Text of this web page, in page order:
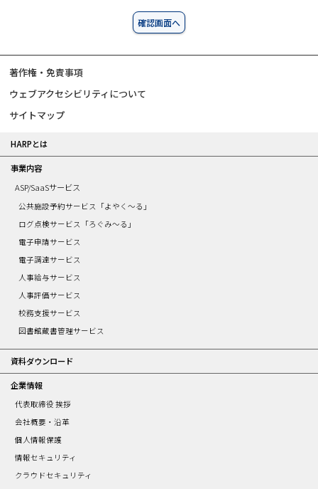
サ
イ
ト
情
報
著作権・免責事項
ウェブアクセシビリティについて
サイトマップ
イ
HARPとは
事業内容
ASP/SaaSサービス
公共施設予約サービス「よやく～る」
ログ点検サービス「ろぐみ～る」
電子申請サービス
電子調達サービス
人事給与サービス
人事評価サービス
校務支援サービス
図書館蔵書管理サービス
資料ダウンロード
企業情報
代表取締役 挨拶
会社概要・沿革
個人情報保護
情報セキュリティ
クラウドセキュリティ